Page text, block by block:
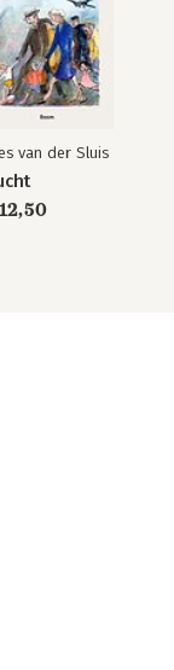
van der Sluis